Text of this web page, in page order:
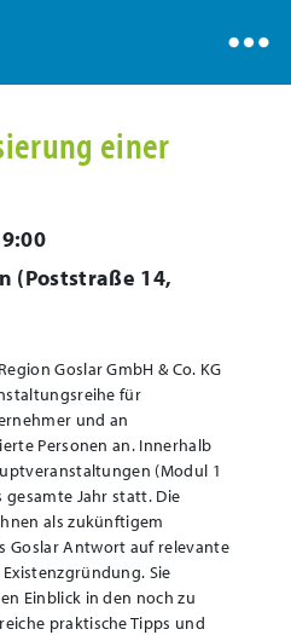
einer
(Poststraße 14,
Goslar GmbH & Co. KG
für
und an
Personen an. Innerhalb
(Modul 1
Jahr statt. Die
als zukünftigem
Goslar Antwort auf relevante
Sie
Einblick in den noch zu
praktische Tipps und